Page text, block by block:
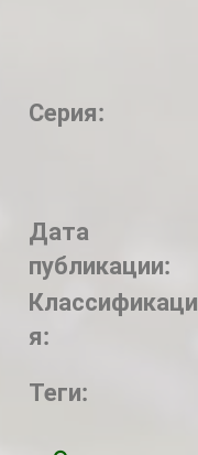
Серия:
Дата
публикации:
Классификаци
я:
Теги: